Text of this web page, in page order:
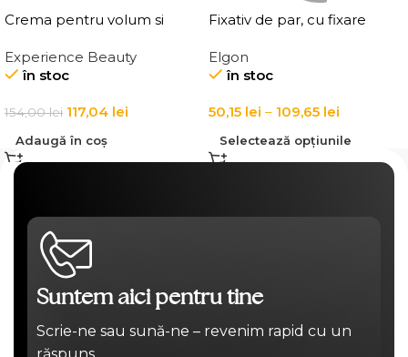
Crema pentru volum si
Elgon 20 Volumizing
Thickening Cream
Experience Beauty
în stoc
154,00lei 117,04 lei
Adaugă în coș
Fixativ de par, cu fixare
Fix It Hairspray
Elgon
în stoc
50,15 lei – 109,65 lei
Selectează opțiunile
Suntem aici pentru tine
Scrie-ne sau sună-ne – revenim rapid cu un